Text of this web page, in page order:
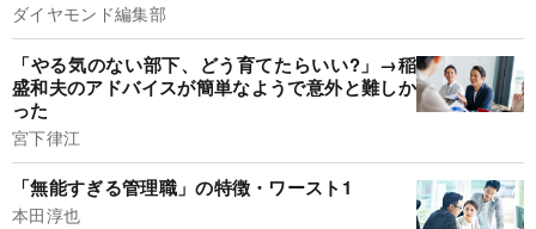
ダイヤモンド編集部
「やる気のない部下、どう育てたらいい?」→稲
盛和夫のアドバイスが簡単なようで意外と難しか
った
宮下律江
「無能すぎる管理職」の特徴・ワースト1
本田淳也